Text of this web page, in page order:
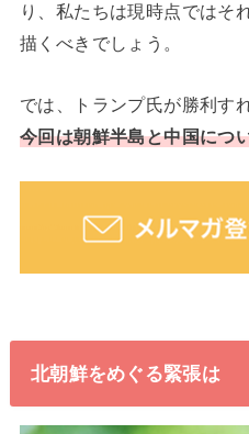
り、私たちは現時点ではそ
描くべきでしょう。
では、トランプ氏が勝利す
今回は朝鮮半島と中国につ
北朝鮮をめぐる緊張は